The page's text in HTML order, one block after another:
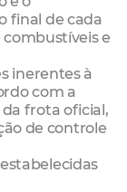
final de cada
e
inerentes à
com a
frota oficial,
de controle